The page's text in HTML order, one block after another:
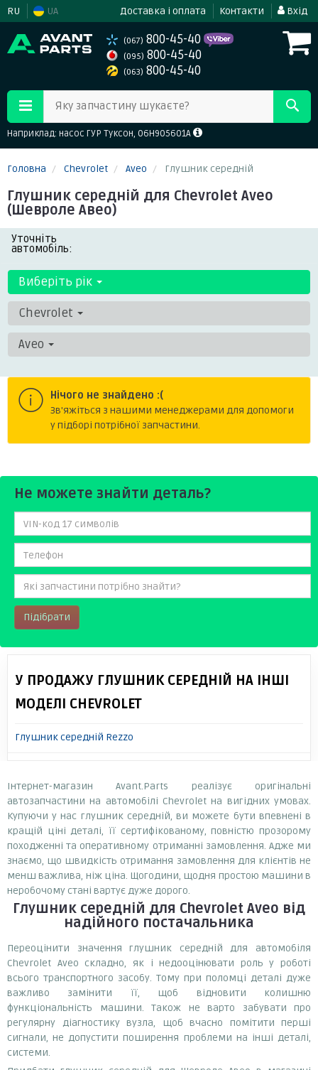
RU UA Доставка і оплата Контакти Вхід
(067) 800-45-40
(095) 800-45-40
(063) 800-45-40
Яку запчастину шукаєте?
Наприклад: насос ГУР Туксон, 06H905601A
Головна Chevrolet Aveo Глушник середній
Глушник середній для Chevrolet Aveo
(Шевроле Авео)
Уточніть
автомобіль:
Виберіть рік
Chevrolet
Aveo
Нічого не знайдено :(
Зв'яжіться з нашими менеджерами для допомоги
у підборі потрібної запчастини.
Не можете знайти деталь?
Підібрати
У ПРОДАЖУ ГЛУШНИК СЕРЕДНІЙ НА ІНШІ
МОДЕЛІ CHEVROLET
Глушник середній Rezzo
Інтернет-магазин Avant.Parts реалізує оригінальні
автозапчастини на автомобілі Chevrolet на вигідних умовах.
Купуючи у нас глушник середній, ви можете бути впевнені в
кращій ціні деталі, її сертифікованому, повністю прозорому
походженні та оперативному отриманні замовлення. Адже ми
знаємо, що швидкість отримання замовлення для клієнтів не
менш важлива, ніж ціна. Щогодини, щодня простою машини в
неробочому стані вартує дуже дорого.
Глушник середній для Chevrolet Aveo від
надійного постачальника
Переоцінити значення глушник середній для автомобіля
Chevrolet Aveo складно, як і недооцінювати роль у роботі
всього транспортного засобу. Тому при поломці деталі дуже
важливо замінити її, щоб відновити колишню
функціональність машини. Також не варто забувати про
регулярну діагностику вузла, щоб вчасно помітити перші
сигнали, не допустити поширення проблеми на інші деталі,
системи.